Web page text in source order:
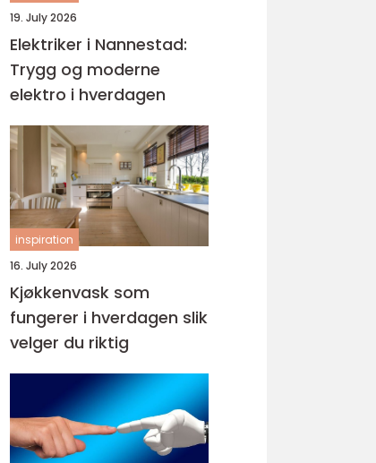
19. July 2026
Elektriker i Nannestad:
Trygg og moderne
elektro i hverdagen
inspiration
16. July 2026
Kjøkkenvask som
fungerer i hverdagen slik
velger du riktig